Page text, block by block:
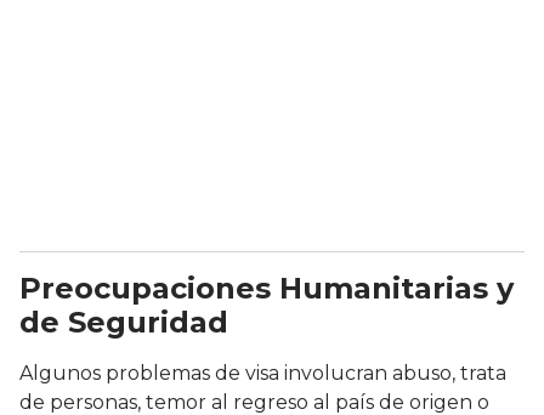
Preocupaciones Humanitarias y
de Seguridad
Algunos problemas de visa involucran abuso, trata
de personas, temor al regreso al país de origen o